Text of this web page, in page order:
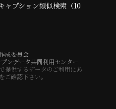
ャプション類似検索（10
成委員会
ンデータ共同利用センター
提供するデータのご利用にあ
をご確認下さい。